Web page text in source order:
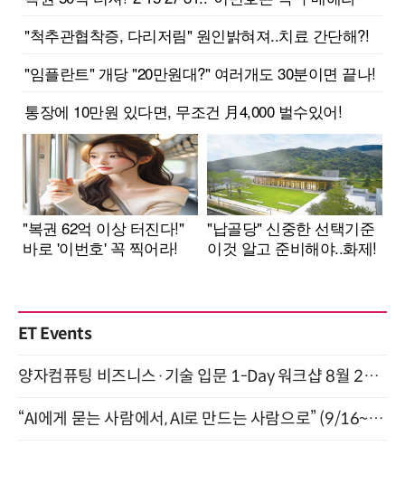
ET Events
양자컴퓨팅 비즈니스·기술 입문 1-Day 워크샵 8월 28일 개최
“AI에게 묻는 사람에서, AI로 만드는 사람으로” (9/16~17)